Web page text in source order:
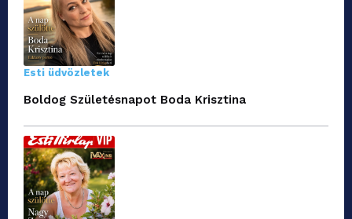
Esti üdvözletek
Boldog Születésnapot Boda Krisztina